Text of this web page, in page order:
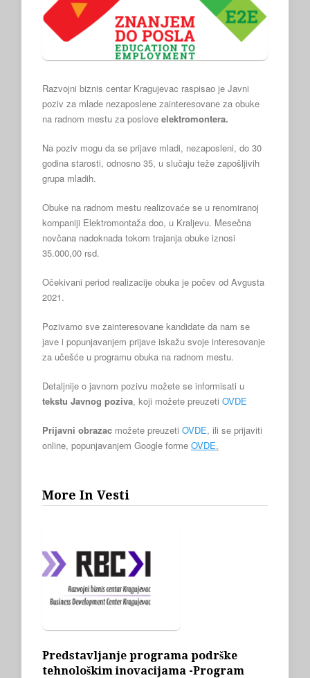
Razvojni biznis centar Kragujevac raspisao je Javni
poziv za mlade nezaposlene zainteresovane za obuke
na radnom mestu za poslove elektromontera.
Na poziv mogu da se prijave mladi, nezaposleni, do 30
godina starosti, odnosno 35, u slučaju teže zapošljivih
grupa mladih.
Obuke na radnom mestu realizovaće se u renomiranoj
kompaniji Elektromontaža doo, u Kraljevu. Mesečna
novčana nadoknada tokom trajanja obuke iznosi
35.000,00 rsd.
Očekivani period realizacije obuka je počev od Avgusta
2021.
Pozivamo sve zainteresovane kandidate da nam se
jave i popunjavanjem prijave iskažu svoje interesovanje
za učešće u programu obuka na radnom mestu.
Detaljnije o javnom pozivu možete se informisati u
tekstu Javnog poziva, koji možete preuzeti OVDE
Prijavni obrazac možete preuzeti OVDE, ili se prijaviti
online, popunjavanjem Google forme OVDE.
More In Vesti
Predstavljanje programa podrške
tehnološkim inovacijama -Program